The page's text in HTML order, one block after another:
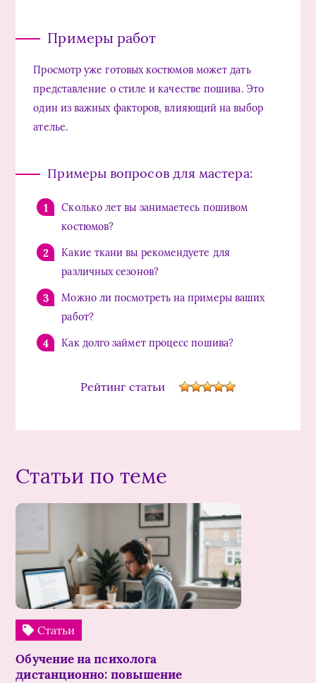
Примеры работ
Просмотр уже готовых костюмов может дать
представление о стиле и качестве пошива. Это
один из важных факторов, влияющий на выбор
ателье.
Примеры вопросов для мастера:
Сколько лет вы занимаетесь пошивом
костюмов?
Какие ткани вы рекомендуете для
различных сезонов?
Можно ли посмотреть на примеры ваших
работ?
Как долго займет процесс пошива?
Рейтинг статьи
Статьи по теме
Статьи
Обучение на психолога
дистанционно: повышение